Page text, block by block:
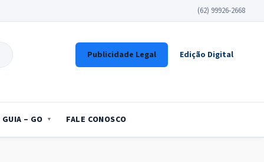
(62) 99926-2668
Publicidade Legal Edição Digital
GUIA – GO FALE CONOSCO